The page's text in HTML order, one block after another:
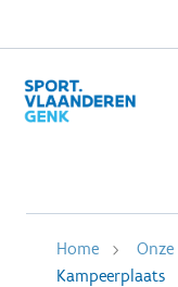
Home
Kampeerplaats